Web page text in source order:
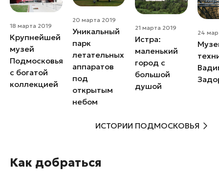
ИСТОРИИ ПОДМОСКОВЬЯ
18 марта 2019
Крупнейшей
музей
Подмосковья
с богатой
коллекцией
20 марта 2019
Уникальный
парк
летательных
аппаратов
под
открытым
небом
21 марта 2019
Истра:
маленький
город с
большой
душой
24
Как добраться